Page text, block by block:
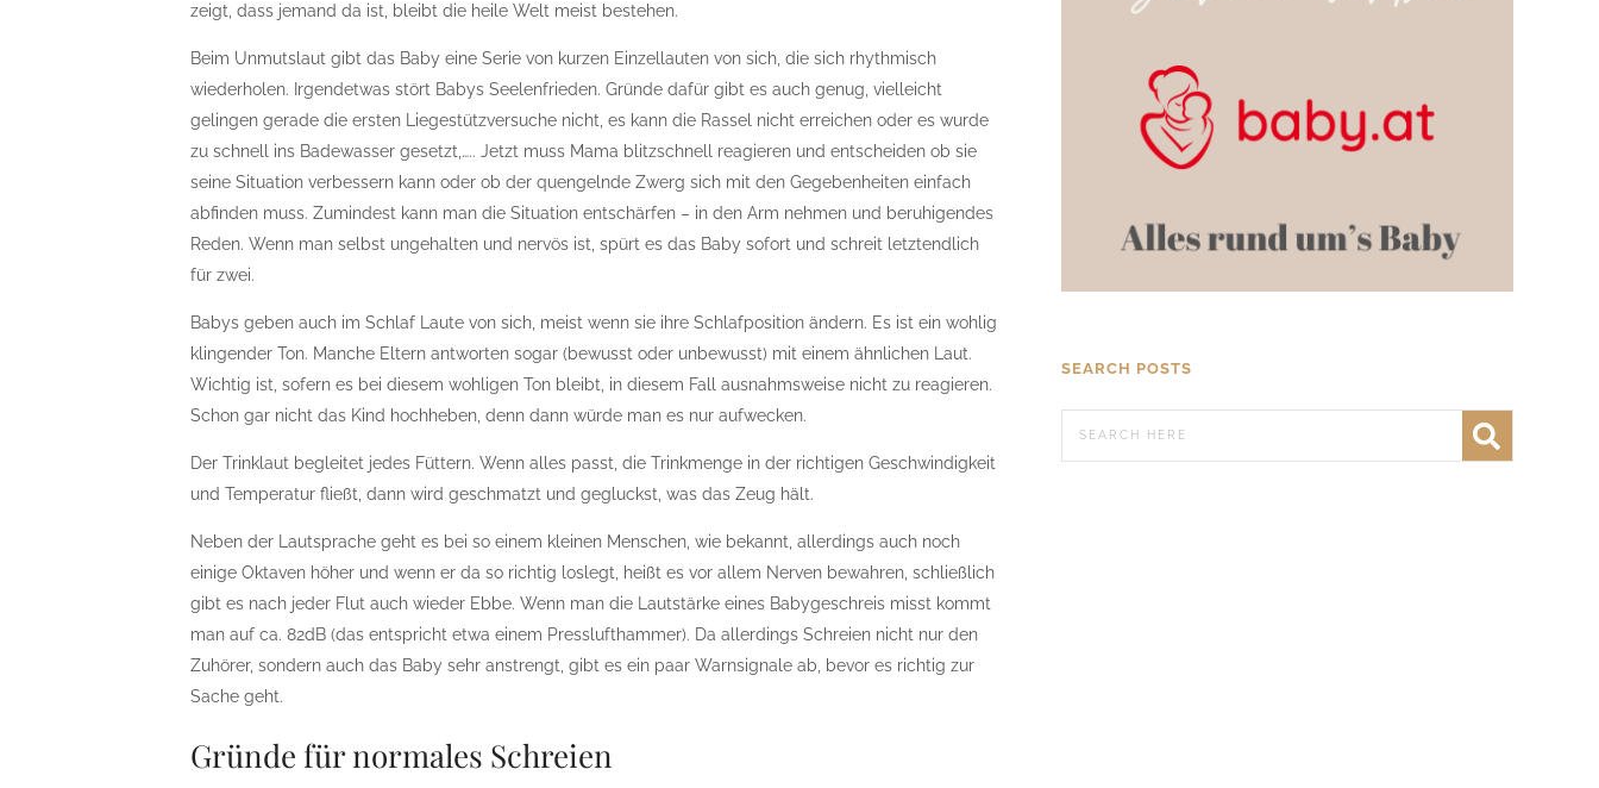
zeigt, dass jemand da ist, bleibt die heile Welt meist bestehen.
Beim Unmutslaut gibt das Baby eine Serie von kurzen Einzellauten von sich, die sich rhythmisch
wiederholen. Irgendetwas stört Babys Seelenfrieden. Gründe dafür gibt es auch genug, vielleicht
gelingen gerade die ersten Liegestützversuche nicht, es kann die Rassel nicht erreichen oder es wurde
zu schnell ins Badewasser gesetzt,….. Jetzt muss Mama blitzschnell reagieren und entscheiden ob sie
seine Situation verbessern kann oder ob der quengelnde Zwerg sich mit den Gegebenheiten einfach
abfinden muss. Zumindest kann man die Situation entschärfen – in den Arm nehmen und beruhigendes
Reden. Wenn man selbst ungehalten und nervös ist, spürt es das Baby sofort und schreit letztendlich
für zwei.
Babys geben auch im Schlaf Laute von sich, meist wenn sie ihre Schlafposition ändern. Es ist ein wohlig
klingender Ton. Manche Eltern antworten sogar (bewusst oder unbewusst) mit einem ähnlichen Laut.
Wichtig ist, sofern es bei diesem wohligen Ton bleibt, in diesem Fall ausnahmsweise nicht zu reagieren.
Schon gar nicht das Kind hochheben, denn dann würde man es nur aufwecken.
Der Trinklaut begleitet jedes Füttern. Wenn alles passt, die Trinkmenge in der richtigen Geschwindigkeit
und Temperatur fließt, dann wird geschmatzt und gegluckst, was das Zeug hält.
Neben der Lautsprache geht es bei so einem kleinen Menschen, wie bekannt, allerdings auch noch
einige Oktaven höher und wenn er da so richtig loslegt, heißt es vor allem Nerven bewahren, schließlich
gibt es nach jeder Flut auch wieder Ebbe. Wenn man die Lautstärke eines Babygeschreis misst kommt
man auf ca. 82dB (das entspricht etwa einem Presslufthammer). Da allerdings Schreien nicht nur den
Zuhörer, sondern auch das Baby sehr anstrengt, gibt es ein paar Warnsignale ab, bevor es richtig zur
Sache geht.
Gründe für normales Schreien
SEARCH POSTS